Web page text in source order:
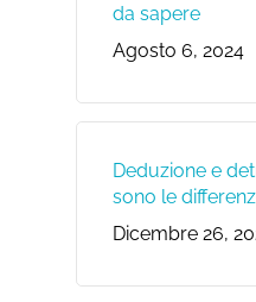
da sapere
Agosto 6, 2024
Deduzione e
sono le
Dicembre 26,